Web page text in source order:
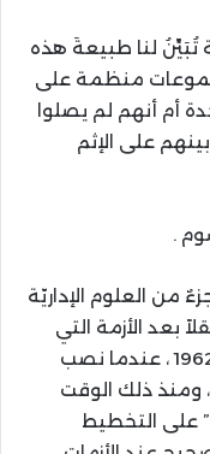
تُبَيِّنُ لنا طبيعةَ هذه
منظمة على
أم أنهم لم يصلوا
على الإثم
.
من العلوم الإداريّة
بعد الأزمة التي
تسبب بها الاتحاد السوفيتي في عام 1962 ، عندما نصب
ومنذ ذلك الوقت
على التخطيط